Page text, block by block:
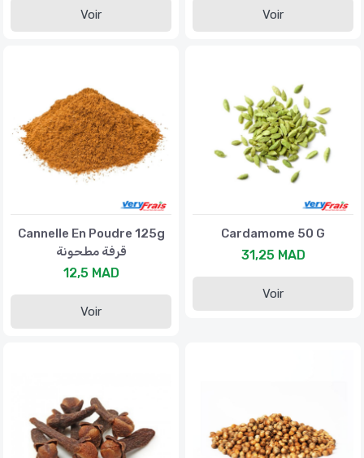
Voir Voir
Cannelle En Poudre 125g
قرفة مطحونة
12,5 MAD
Voir
Cardamome 50 G
31,25 MAD
Voir